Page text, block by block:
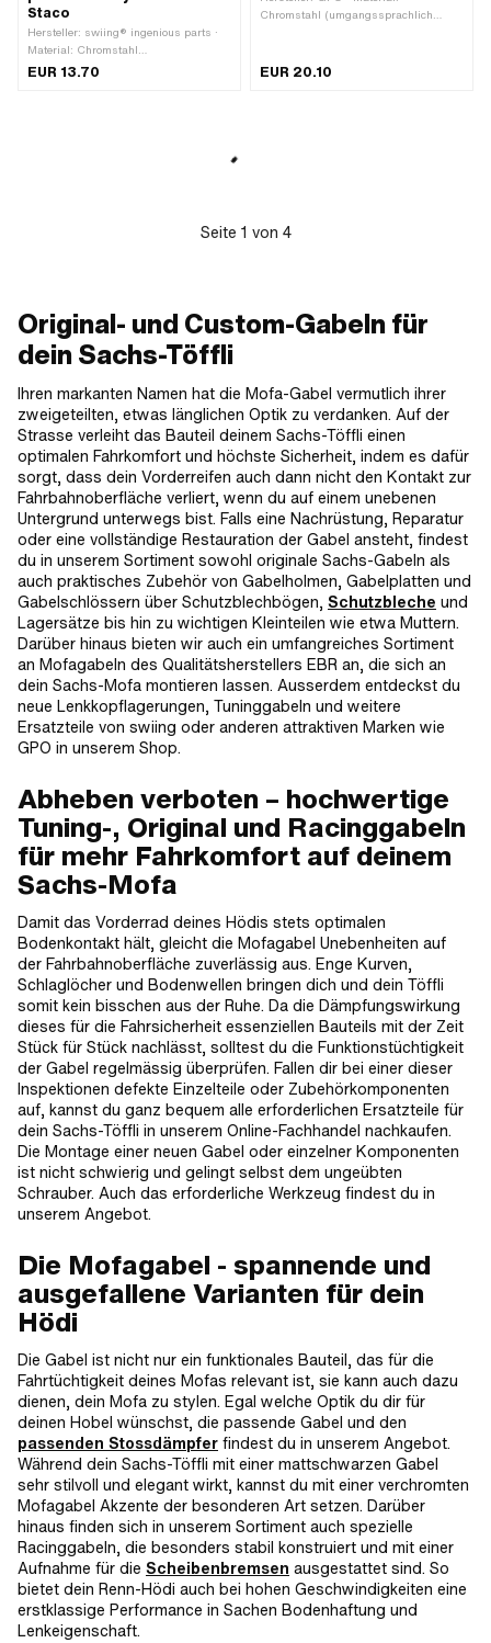
Staco
Hersteller: swiing® ingenious parts ·
Material: Chromstahl
(umgangssprachlich bekannt als
EUR 13.70
Chromstahl (umgangssprachlich
Sechskant · Anzahl Bestandteile: 24
EUR 20.10
Seite 1 von 4
Original- und Custom-Gabeln für
dein Sachs-Töffli
Ihren markanten Namen hat die Mofa-Gabel vermutlich ihrer
zweigeteilten, etwas länglichen Optik zu verdanken. Auf der
Strasse verleiht das Bauteil deinem Sachs-Töffli einen
optimalen Fahrkomfort und höchste Sicherheit, indem es dafür
sorgt, dass dein Vorderreifen auch dann nicht den Kontakt zur
Fahrbahnoberfläche verliert, wenn du auf einem unebenen
Untergrund unterwegs bist. Falls eine Nachrüstung, Reparatur
oder eine vollständige Restauration der Gabel ansteht, findest
du in unserem Sortiment sowohl originale Sachs-Gabeln als
auch praktisches Zubehör von Gabelholmen, Gabelplatten und
Gabelschlössern über Schutzblechbögen, Schutzbleche und
Lagersätze bis hin zu wichtigen Kleinteilen wie etwa Muttern.
Darüber hinaus bieten wir auch ein umfangreiches Sortiment
an Mofagabeln des Qualitätsherstellers EBR an, die sich an
dein Sachs-Mofa montieren lassen. Ausserdem entdeckst du
neue Lenkkopflagerungen, Tuninggabeln und weitere
Ersatzteile von swiing oder anderen attraktiven Marken wie
GPO in unserem Shop.
Abheben verboten – hochwertige
Tuning-, Original und Racinggabeln
für mehr Fahrkomfort auf deinem
Sachs-Mofa
Damit das Vorderrad deines Hödis stets optimalen
Bodenkontakt hält, gleicht die Mofagabel Unebenheiten auf
der Fahrbahnoberfläche zuverlässig aus. Enge Kurven,
Schlaglöcher und Bodenwellen bringen dich und dein Töffli
somit kein bisschen aus der Ruhe. Da die Dämpfungswirkung
dieses für die Fahrsicherheit essenziellen Bauteils mit der Zeit
Stück für Stück nachlässt, solltest du die Funktionstüchtigkeit
der Gabel regelmässig überprüfen. Fallen dir bei einer dieser
Inspektionen defekte Einzelteile oder Zubehörkomponenten
auf, kannst du ganz bequem alle erforderlichen Ersatzteile für
dein Sachs-Töffli in unserem Online-Fachhandel nachkaufen.
Die Montage einer neuen Gabel oder einzelner Komponenten
ist nicht schwierig und gelingt selbst dem ungeübten
Schrauber. Auch das erforderliche Werkzeug findest du in
unserem Angebot.
Die Mofagabel - spannende und
ausgefallene Varianten für dein
Hödi
Die Gabel ist nicht nur ein funktionales Bauteil, das für die
Fahrtüchtigkeit deines Mofas relevant ist, sie kann auch dazu
dienen, dein Mofa zu stylen. Egal welche Optik du dir für
deinen Hobel wünschst, die passende Gabel und den
passenden Stossdämpfer findest du in unserem Angebot.
Während dein Sachs-Töffli mit einer mattschwarzen Gabel
sehr stilvoll und elegant wirkt, kannst du mit einer verchromten
Mofagabel Akzente der besonderen Art setzen. Darüber
hinaus finden sich in unserem Sortiment auch spezielle
Racinggabeln, die besonders stabil konstruiert und mit einer
Aufnahme für die Scheibenbremsen ausgestattet sind. So
bietet dein Renn-Hödi auch bei hohen Geschwindigkeiten eine
erstklassige Performance in Sachen Bodenhaftung und
Lenkeigenschaft.